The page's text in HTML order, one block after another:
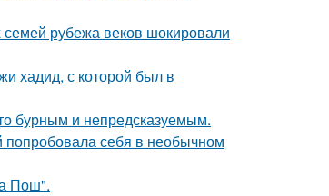
семей рубежа веков шокировали
хадид, с которой был в
бурным и непредсказуемым.
себя в необычном
Пош".